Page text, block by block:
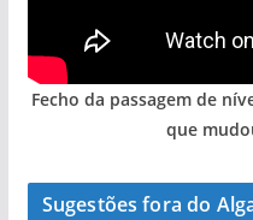
Fecho da passagem de
que
Sugestões fora do